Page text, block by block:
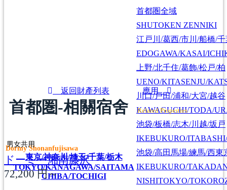
東京/神奈川/埼玉/千葉/栃木
TOKYO/KANAGAWA/SAITAMA
CHIBA/TOCHIGI
首都圏全域
SHUTOKEN ZENNIKI
江戸川/葛西/市川/船橋/千
EDOGAWA/KASAI/
上野/北千住/葛飾/松戸/柏
UENO/KITASENJU/
川口/戸田/浦和/大宮/越谷
KAWAGUCHI/TODA/
池袋/板橋/志木/川越/坂戸
IKEBUKURO/
池袋/高田馬場/練馬/西東
IKEBUKURO/
NISHITOKYO/
返回財產列表 應用
首都圏-相關宿舍 Related Properties
男女共用
Dormy Shonanfujisawa
ドーミー湘南藤沢
72,200円～